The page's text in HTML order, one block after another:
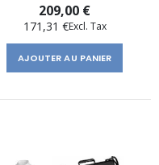
209,00 €
171,31 €
AJOUTER AU PANIER